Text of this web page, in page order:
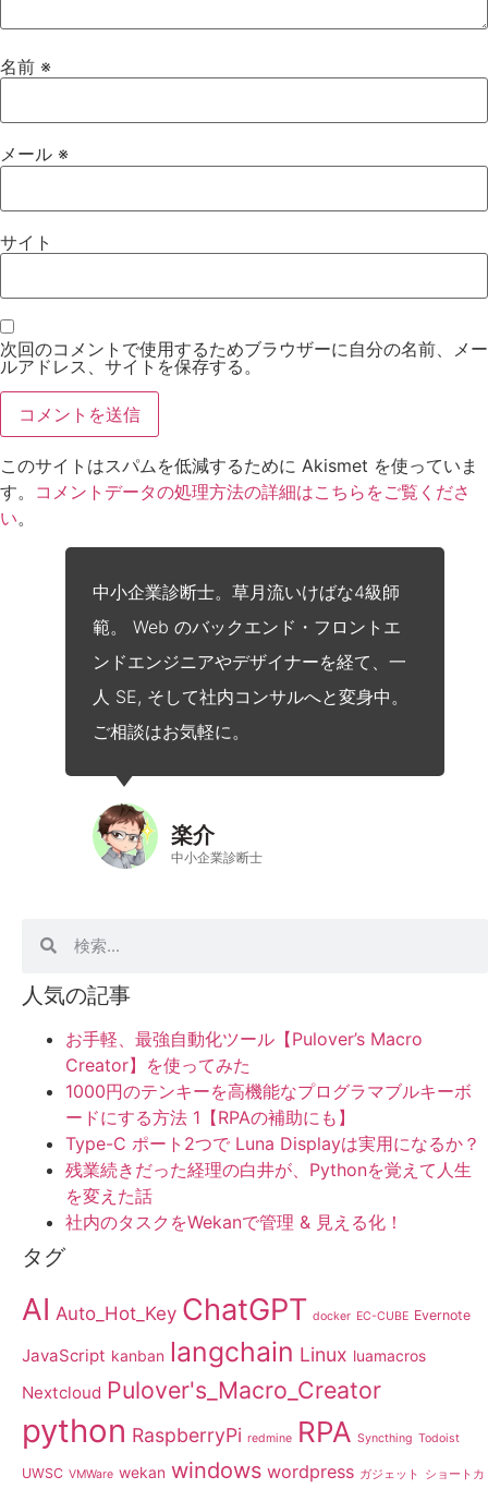
名前 ※
メール ※
サイト
次回のコメントで使用するためブラウザーに自分の名前、メー
ルアドレス、サイトを保存する。
このサイトはスパムを低減するために Akismet を使っていま
す。 コメントデータの処理方法の詳細はこちらをご覧くださ
い。
中小企業診断士。草月流いけばな4級師
範。 Web のバックエンド・フロントエ
ンドエンジニアやデザイナーを経て、一
人 SE, そして社内コンサルへと変身中。
ご相談はお気軽に。
楽介
中小企業診断士
人気の記事
お手軽、最強自動化ツール【Pulover’s Macro
Creator】を使ってみた
1000円のテンキーを高機能なプログラマブルキーボ
ードにする方法 1【RPAの補助にも】
Type-C ポート2つで Luna Displayは実用になるか？
残業続きだった経理の白井が、Pythonを覚えて人生
を変えた話
社内のタスクをWekanで管理 & 見える化！
タグ
AI Auto_Hot_Key ChatGPT docker EC-CUBE Evernote
JavaScript kanban langchain Linux luamacros
Nextcloud Pulover's_Macro_Creator
python RaspberryPi redmine RPA Syncthing Todoist
UWSC VMWare wekan windows wordpress ガジェット ショートカ